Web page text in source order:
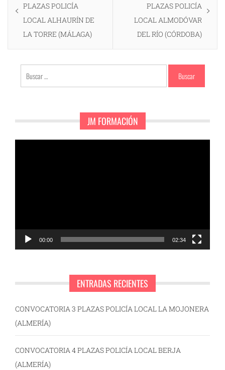
entradas
anterior:
PLAZAS POLICÍA
LOCAL ALHAURÍN DE
LA TORRE (MÁLAGA)
siguiente:
PLAZAS POLICÍA
LOCAL ALMODÓVAR
DEL RÍO (CÓRDOBA)
Buscar:
JM FORMACIÓN
00:00 02:34
ENTRADAS RECIENTES
CONVOCATORIA 3 PLAZAS POLICÍA LOCAL LA MOJONERA
(ALMERÍA)
CONVOCATORIA 4 PLAZAS POLICÍA LOCAL BERJA
(ALMERÍA)